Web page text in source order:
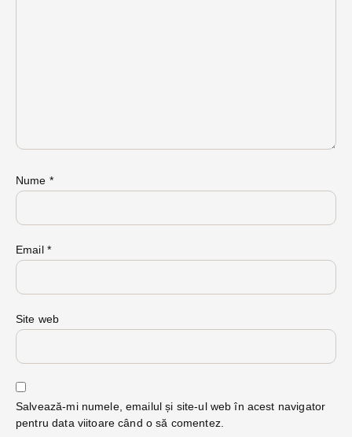
Nume *
Email *
Site web
Salvează-mi numele, emailul și site-ul web în acest navigator
pentru data viitoare când o să comentez.